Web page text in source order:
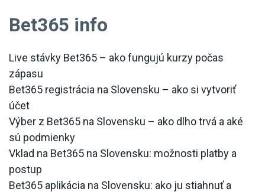
Bet365 info
Live stávky Bet365 – ako fungujú kurzy počas
zápasu
Bet365 registrácia na Slovensku – ako si vytvoriť
účet
Výber z Bet365 na Slovensku – ako dlho trvá a aké
sú podmienky
Vklad na Bet365 na Slovensku: možnosti platby a
postup
Bet365 aplikácia na Slovensku: ako ju stiahnuť a